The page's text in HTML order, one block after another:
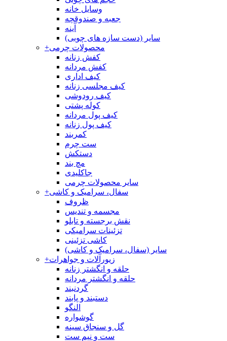
وسایل خانه
جعبه و صندوقچه
آینه
سایر (دست سازه های چوبی)
+محصولات چرمی
کفش زنانه
کفش مردانه
کیف اداری
کیف مجلسی زنانه
کیف رودوشی
کوله پشتی
کیف پول مردانه
کیف پول زنانه
کمربند
ست چرم
دستکش
مچ بند
جاکلیدی
سایر محصولات چرمی
+سفال، سرامیک و کاشی
ظروف
مجسمه و تندیس
نقش برجسته و تابلو
تزئینات سرامیکی
کاشی تزئینی
سایر (سفال، سرامیک و کاشی)
+زیورآلات و جواهرات
حلقه و انگشتر زنانه
حلقه و انگشتر مردانه
گردنبند
دستبند و پابند
النگو
گوشواره
گل و سنجاق سینه
ست و نیم ست